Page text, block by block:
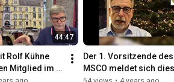
44:47
Rolf Kühne
Mitglied im
Der 1. Vorsitzende des
MSCO meldet sich